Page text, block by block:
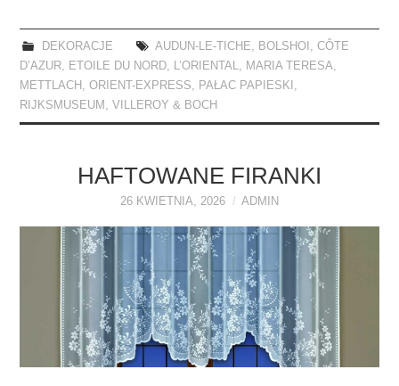
DEKORACJE AUDUN-LE-TICHE, BOLSHOI , CÔTE
D’AZUR, ETOILE DU NORD, L’ORIENTAL, MARIA TERESA,
METTLACH ,ORIENT-EXPRESS, PAŁAC PAPIESKI ,
RIJKSMUSEUM ,VILLEROY & BOCH
HAFTOWANE FIRANKI
26 KWIETNIA, 2026 ADMIN